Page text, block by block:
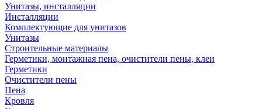
Унитазы, инсталляции
Инсталляции
Комплектующие для унитазов
Унитазы
Строительные материалы
Герметики, монтажная пена, очистители пены, клеи
Герметики
Очистители пены
Пена
Кровля